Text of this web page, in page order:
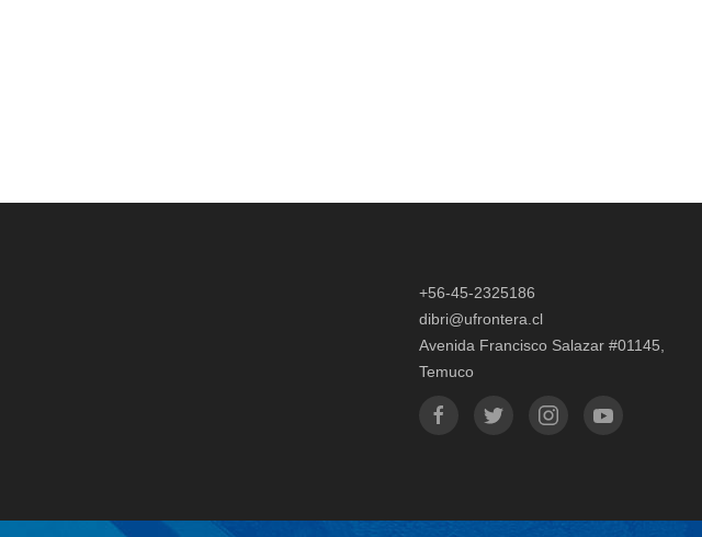
+56-45-2325186
dibri@ufrontera.cl
Avenida Francisco Salazar #01145,
Temuco